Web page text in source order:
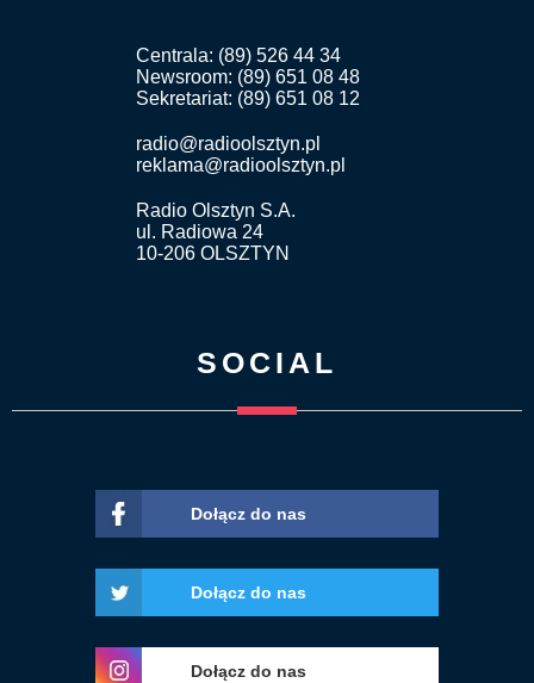
Centrala: (89) 526 44 34
Newsroom: (89) 651 08 48
Sekretariat: (89) 651 08 12
radio@radioolsztyn.pl
reklama@radioolsztyn.pl
Radio Olsztyn S.A.
ul. Radiowa 24
10-206 OLSZTYN
SOCIAL
Dołącz do nas
Dołącz do nas
Dołącz do nas